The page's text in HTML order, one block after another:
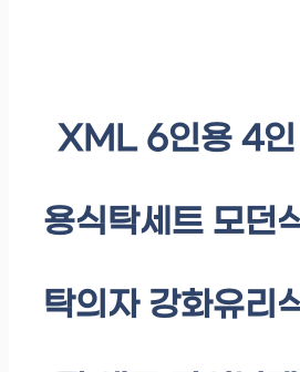
XML 6인용 4인
용식탁세트 모던
탁의자 강화유리